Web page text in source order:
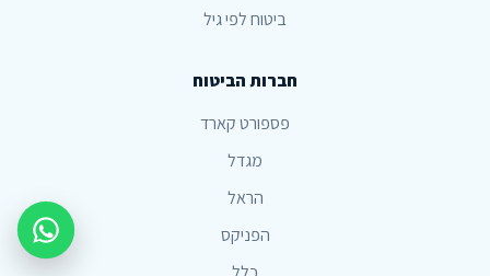
ביטוח לפי גיל
חברות הביטוח
פספורט קארד
מגדל
הראל
הפניקס
צור